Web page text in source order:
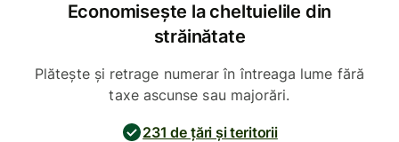
Economisește la cheltuielile din
străinătate
Plătește și retrage numerar în întreaga lume fără
taxe ascunse sau majorări.
231 de țări și teritorii